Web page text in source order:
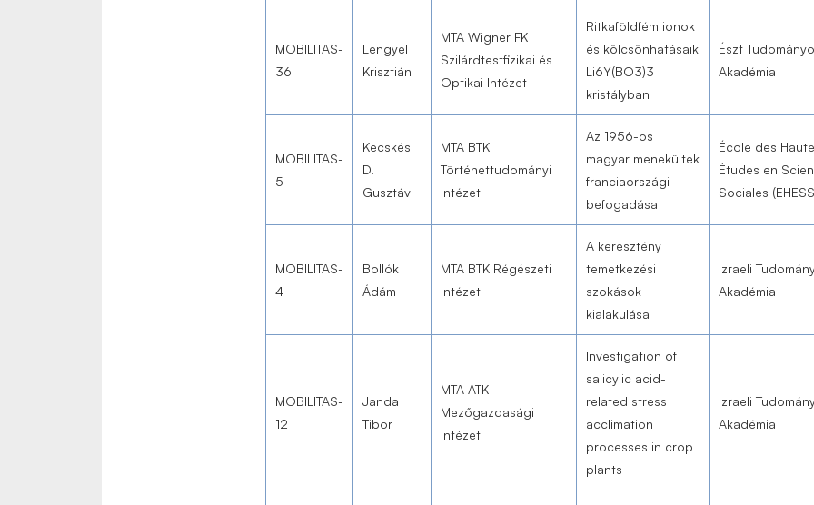
MOBILITAS-
36
Lengyel
Krisztián
MTA Wigner FK
Szilárdtestfizikai és
Optikai Intézet
Ritkaföldfém ionok
és kölcsönhatásaik
Li6Y(BO3)3
kristályban
Észt
Akadémia
MOBILITAS-
5
Kecskés
D.
Gusztáv
MTA BTK
Történettudományi
Intézet
Az 1956-os
magyar menekültek
franciaországi
befogadása
École des
Études en
Sociales
MOBILITAS-
4
Bollók
Ádám
MTA BTK Régészeti
Intézet
A keresztény
temetkezési
szokások
kialakulása
Izraeli
Akadémia
MOBILITAS-
12
Janda
Tibor
MTA ATK
Mezőgazdasági
Intézet
Investigation of
salicylic acid-
related stress
acclimation
processes in crop
plants
Izraeli
Akadémia